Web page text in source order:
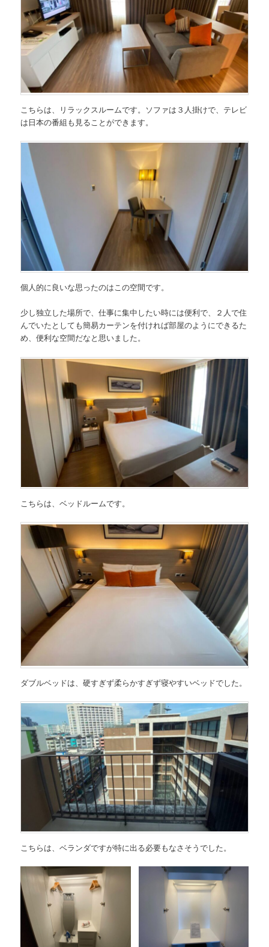
こちらは、リラックスルームです。ソファは３人掛けで、テレビ
は日本の番組も見ることができます。
個人的に良いな思ったのはこの空間です。
少し独立した場所で、仕事に集中したい時には便利で、２人で住
んでいたとしても簡易カーテンを付ければ部屋のようにできるた
め、便利な空間だなと思いました。
こちらは、ベッドルームです。
ダブルベッドは、硬すぎず柔らかすぎず寝やすいベッドでした。
こちらは、ベランダですが特に出る必要もなさそうでした。